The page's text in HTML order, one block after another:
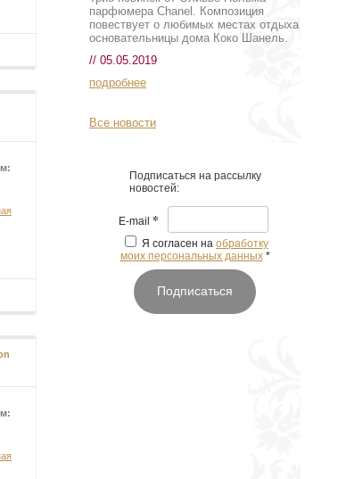
парфюмера Chanel. Композиция
повествует о любимых местах отдыха
основательницы дома Коко Шанель.
// 05.05.2019
подробнее
Все новости
Подписаться на рассылку
новостей:
E-mail *
Я согласен на обработку
моих персональных данных *
Подписаться